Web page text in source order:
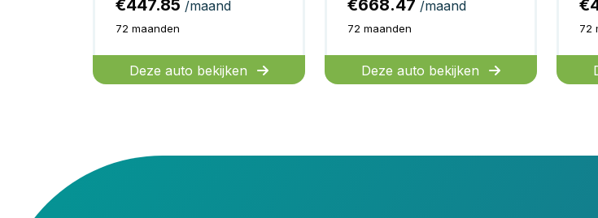
€447.85 /maand
72 maanden
Deze auto bekijken
€668.47 /maand
72 maanden
Deze auto bekijken
72